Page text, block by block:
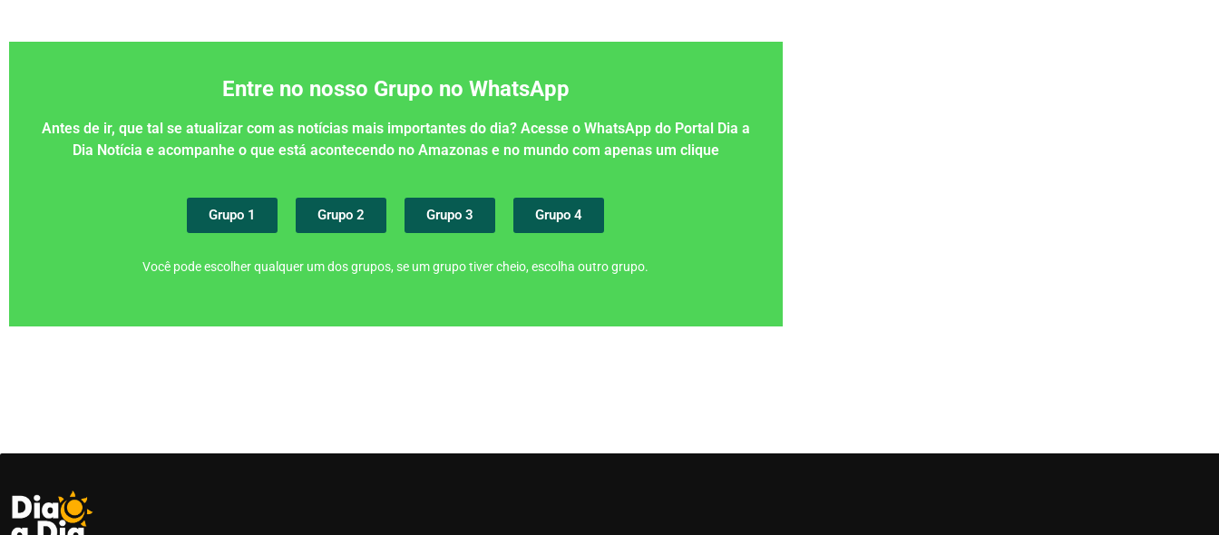
Entre no nosso Grupo no WhatsApp
Antes de ir, que tal se atualizar com as notícias mais importantes do dia? Acesse o WhatsApp do Portal Dia a
Dia Notícia e acompanhe o que está acontecendo no Amazonas e no mundo com apenas um clique
Grupo 1 Grupo 2 Grupo 3 Grupo 4
Você pode escolher qualquer um dos grupos, se um grupo tiver cheio, escolha outro grupo.